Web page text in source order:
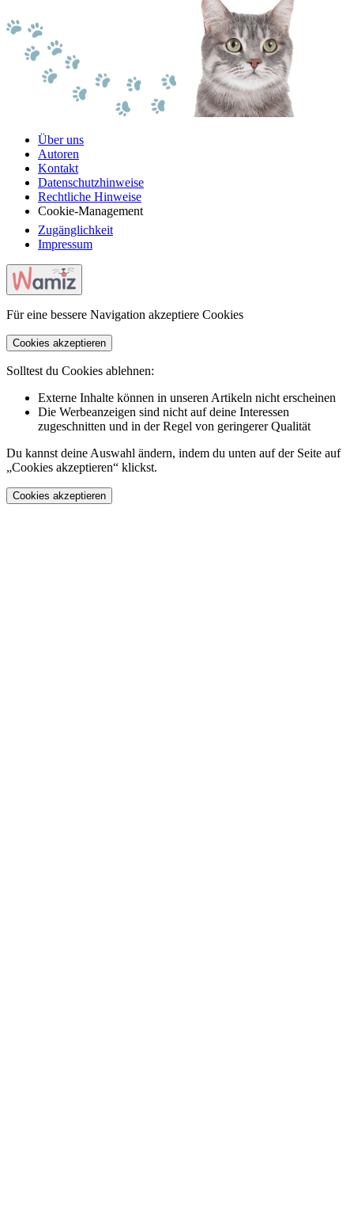
Über uns
Autoren
Kontakt
Datenschutzhinweise
Rechtliche Hinweise
Cookie-Management
Zugänglichkeit
Impressum
Für eine bessere Navigation akzeptiere Cookies
Cookies akzeptieren
Solltest du Cookies ablehnen:
Externe Inhalte können in unseren Artikeln nicht erscheinen
Die Werbeanzeigen sind nicht auf deine Interessen
zugeschnitten und in der Regel von geringerer Qualität
Du kannst deine Auswahl ändern, indem du unten auf der Seite auf
„Cookies akzeptieren“ klickst.
Cookies akzeptieren